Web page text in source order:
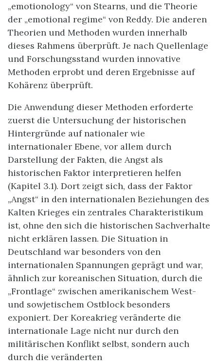
„emotionology“ von Stearns, und die Theorie
der „emotional regime“ von Reddy. Die anderen
Theorien und Methoden wurden innerhalb
dieses Rahmens überprüft. Je nach Quellenlage
und Forschungsstand wurden innovative
Methoden erprobt und deren Ergebnisse auf
Kohärenz überprüft.
Die Anwendung dieser Methoden erforderte
zuerst die Untersuchung der historischen
Hintergründe auf nationaler wie
internationaler Ebene, vor allem durch
Darstellung der Fakten, die Angst als
historischen Faktor interpretieren helfen
(Kapitel 3.1). Dort zeigt sich, dass der Faktor
„Angst“ in den internationalen Beziehungen des
Kalten Krieges ein zentrales Charakteristikum
ist, ohne den sich die historischen Sachverhalte
nicht erklären lassen. Die Situation in
Deutschland war besonders von den
internationalen Spannungen geprägt und war,
ähnlich zur koreanischen Situation, durch die
„Frontlage“ zwischen amerikanischem West-
und sowjetischem Ostblock besonders
exponiert. Der Koreakrieg veränderte die
internationale Lage nicht nur durch den
militärischen Konflikt selbst, sondern auch
durch die veränderten